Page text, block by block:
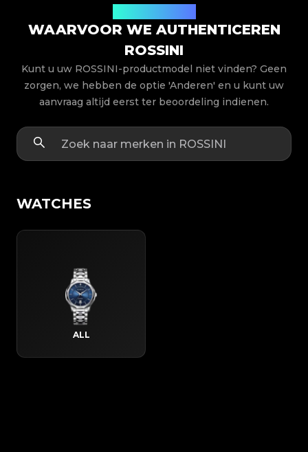
WAARVOOR WE AUTHENTICEREN
ROSSINI
Kunt u uw ROSSINI-productmodel niet vinden? Geen
zorgen, we hebben de optie 'Anderen' en u kunt uw
aanvraag altijd eerst ter beoordeling indienen.
WATCHES
ALL